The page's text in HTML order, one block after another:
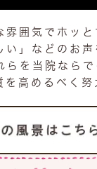
雰囲気でホッ
い」などのお
らを当院ならで
を高めるべく努